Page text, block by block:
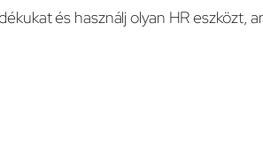
és használj olyan HR eszközt,